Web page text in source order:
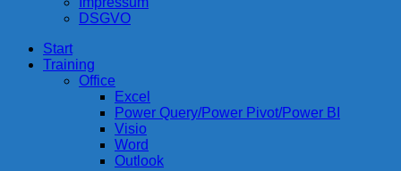
DSGVO
compurem
Rene Martin
Start
Training
Office
Excel
Power Query/Power Pivot/Power BI
Visio
Word
Outlook